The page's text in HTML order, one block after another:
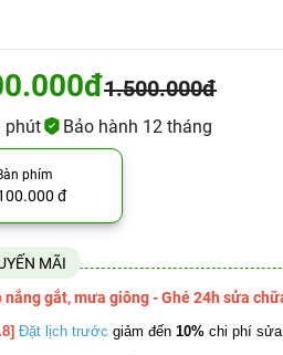
1.500.000đ
phút Bảo hành 12 tháng
phím
đ
MÃI
nắng gắt, mưa giông - Ghé 24h sửa
Đặt lịch trước giảm đến 10% chi phí